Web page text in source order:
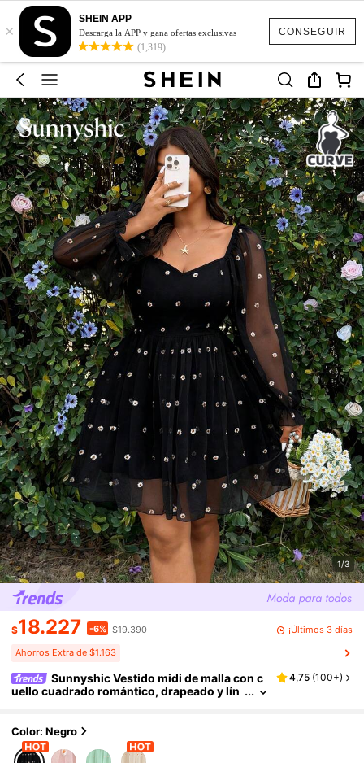
CONSEGUIR
×
SHEIN APP
Descarga la APP y gana ofertas exclusivas
(1,319)
1/3
$18.227 -6% $19.390 ¡Últimos 3 días
Ahorros Extra de $1.163
Sunnyshic Vestido midi de malla con c
uello cuadrado romántico, drapeado y lín
4,75 (100+)
Color: Negro